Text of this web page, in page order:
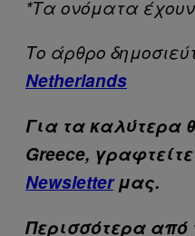
*Τα ονόματα
Το άρθρο
Netherlands
Για τα καλύτερα
Greece,
Newsletterμας.
Περισσότερα από